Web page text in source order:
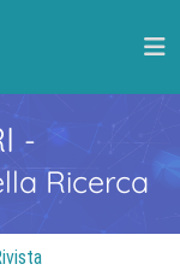
-
Ricerca